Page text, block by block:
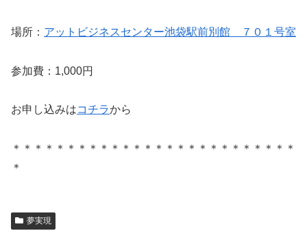
場所： アットビジネスセンター池袋駅前別館 ７０１号室
参加費：1,000円
お申し込みはコチラから
＊＊＊＊＊＊＊＊＊＊＊＊＊＊＊＊＊＊＊＊＊＊＊＊＊＊
＊
夢実現